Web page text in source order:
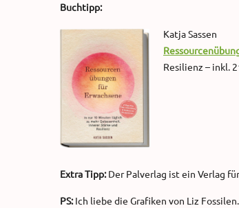
Buchtipp:
Katja Sassen
Resilienz – inkl.
Extra Tipp:Der Palverlag ist ein Verlag
PS:Ich liebe die Grafiken von Liz